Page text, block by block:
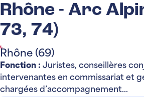
Rhône - Arc
73, 74)
Rhône (69)
Fonction : Juristes, conseillères
intervenantes en commissariat et
chargées d’accompagnement...